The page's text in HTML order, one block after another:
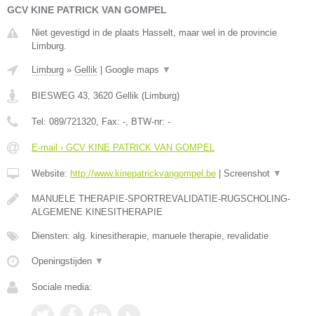
GCV KINE PATRICK VAN GOMPEL
Niet gevestigd in de plaats Hasselt, maar wel in de provincie
Limburg.
Limburg » Gellik Google maps ▼
BIESWEG 43, 3620 Gellik (Limburg)
Tel: 089/721320, Fax: -, BTW-nr: -
E-mail › GCV KINE PATRICK VAN GOMPEL
Website: http://www.kinepatrickvangompel.be Screenshot ▼
MANUELE THERAPIE-SPORTREVALIDATIE-RUGSCHOLING-
ALGEMENE KINESITHERAPIE
Diensten: alg. kinesitherapie, manuele therapie, revalidatie
Openingstijden ▼
Sociale media: